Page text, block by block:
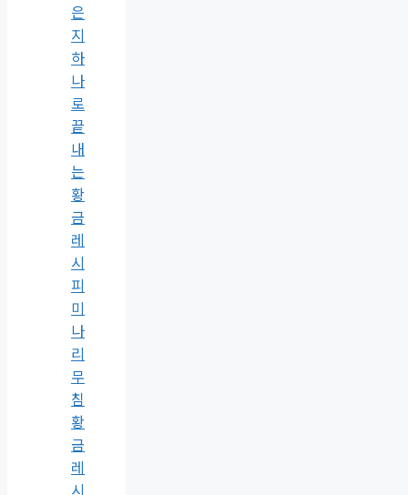
은
지
하
나
로
끝
내
는
황
금
레
시
피
미
나
리
무
침
황
금
레
시